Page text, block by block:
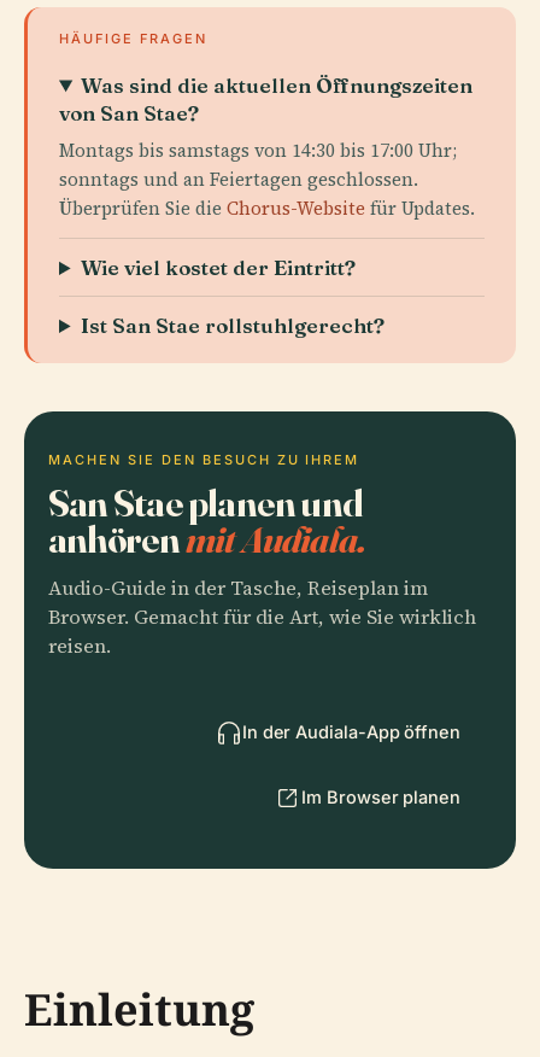
HÄUFIGE FRAGEN
Was sind die aktuellen Öffnungszeiten
von San Stae?
Montags bis samstags von 14:30 bis 17:00 Uhr;
sonntags und an Feiertagen geschlossen.
Überprüfen Sie die Chorus-Website für Updates.
Wie viel kostet der Eintritt?
Ist San Stae rollstuhlgerecht?
MACHEN SIE DEN BESUCH ZU IHREM
San Stae planen und
anhörenmit Audiala.
Audio-Guide in der Tasche, Reiseplan im
Browser. Gemacht für die Art, wie Sie wirklich
reisen.
In der Audiala-App öffnen
Im Browser planen
Einleitung